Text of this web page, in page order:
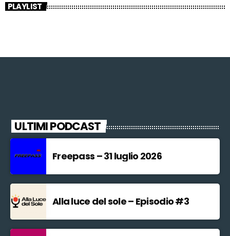
PLAYLIST
ULTIMI PODCAST
Freepass – 31 luglio 2026
Alla luce del sole – Episodio #3